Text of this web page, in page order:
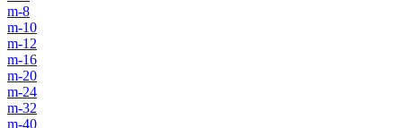
m-8
m-10
m-12
m-16
m-20
m-24
m-32
m-40